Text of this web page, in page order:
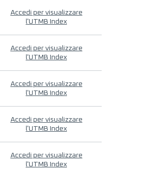
Accedi per visualizzare
l'UTMB Index
Accedi per visualizzare
l'UTMB Index
Accedi per visualizzare
l'UTMB Index
Accedi per visualizzare
l'UTMB Index
Accedi per visualizzare
l'UTMB Index